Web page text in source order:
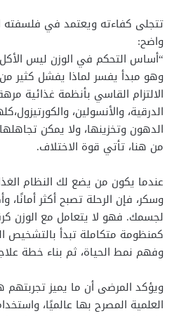
تتجلى كفاءته ويعتمد في فلسفته
واضح:
“أساس التحكم في الوزن ليس
وهو مبدأ يفسر لماذا يفشل كثير
الالتزام القاسي بأنظمة غذائية
الدرقية، والأنسولين،
الدهون وتخزينها، ولا يمكن
من هنا، تأتي قوة الاختلاف.
عندما يكون من يضع لك النظام
وسكر، فإن الرحلة تصبح أكثر أمانًا،
لجسمك. فهو لا يتعامل مع الوزن
كمنظومة متكاملة تبدأ بالتشخيص
وفهم نمط الحياة، ثم بناء خطة
ويؤكد المرضى أن ما يميز تجربتهم
العلمية المصرح بها عالميًا،